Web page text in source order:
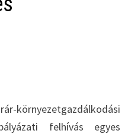
környezetgazdálkodási
felhívás egyes